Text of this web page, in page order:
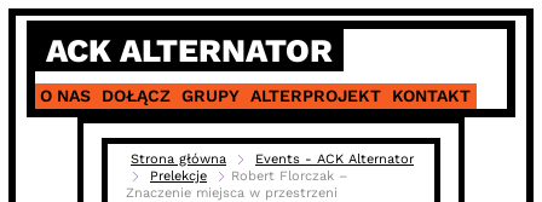
Skip
content
ACK ALTERNATOR
O NAS DOŁĄCZ GRUPY ALTERPROJEKT KONTAKT
Strona główna
Events - ACK Alternator
Prelekcje
Robert Florczak –
Znaczenie miejsca w przestrzeni